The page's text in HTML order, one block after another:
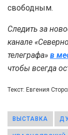
свободным.
Следить за
канале
телеграфа» в
чтобы всегда
Текст: Евгения
ВЫСТАВКА